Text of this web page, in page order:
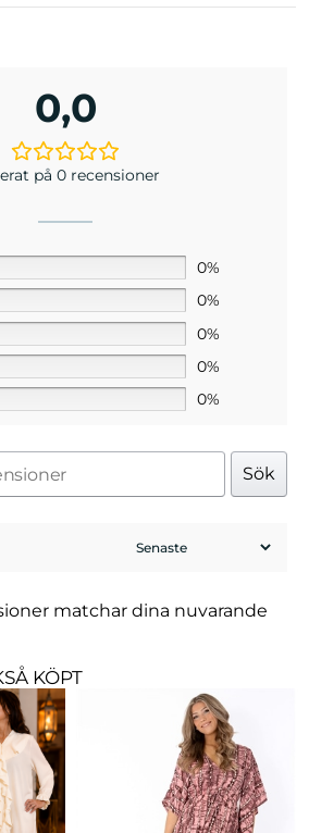
0,0
på 0 recensioner
0%
0%
0%
0%
0%
Sök
matchar dina nuvarande
KÖPT